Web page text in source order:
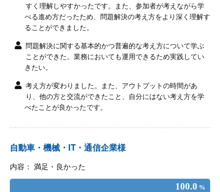
すく理解しやすかったです。また、参加者が考えながら学
べる進め方だったため、問題解決の考え方をより深く理解す
ることができました。
問題解決に関する基本的かつ普遍的な考え方について学ぶ
ことができた。業務においても運用できるため実践してい
きたい。
考え方が変わりました。また、アウトプットの時間があ
り、他の方と交流ができたこと、自分にはない考え方を学
べたことが良かったです。
自動車・機械・IT・通信企業様
内容： 満足・良かった
100.0 %